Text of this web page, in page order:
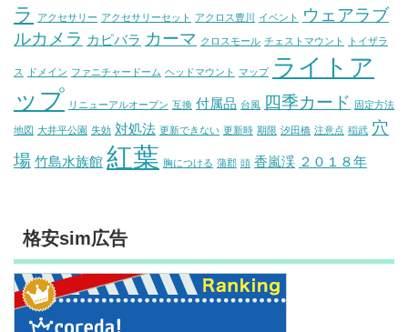
ラ
アクセサリー アクセサリーセット アクロス豊川 イベント
ウェアラブ
ルカメラ カピバラ カーマ クロスモール チェストマウント トイザラ
ス ドメイン ファニチャードーム ヘッドマウント マップ ライトア
ップ リニューアルオープン 互換 付属品 台風 四季カード 固定方法
地図 大井平公園 失効 対処法 更新できない 更新時 期限 汐田橋 注意点 稲武 穴
場 竹島水族館 紅葉 胸につける 蒲郡 頭 香嵐渓 ２０１８年
格安sim広告